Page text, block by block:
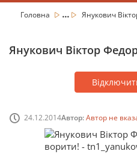
Головна ... Янукович
Янукович Віктор
24.12.2014Автор:Автор не